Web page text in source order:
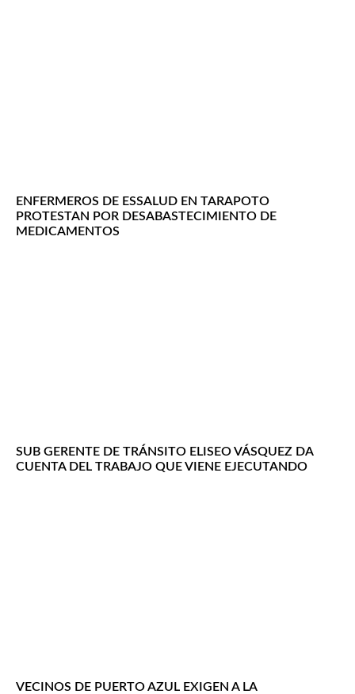
ENFERMEROS DE ESSALUD EN TARAPOTO
PROTESTAN POR DESABASTECIMIENTO DE
MEDICAMENTOS
SUB GERENTE DE TRÁNSITO ELISEO VÁSQUEZ DA
CUENTA DEL TRABAJO QUE VIENE EJECUTANDO
VECINOS DE PUERTO AZUL EXIGEN A LA